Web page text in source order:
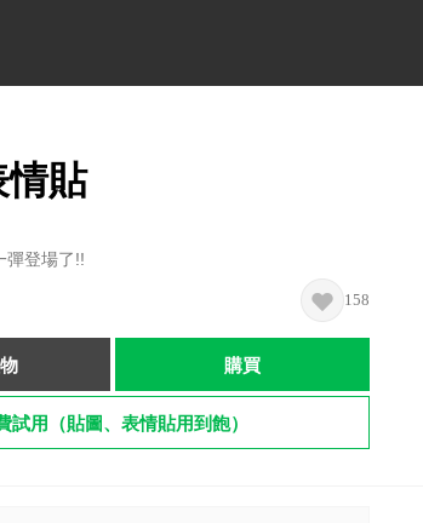
情貼
彈登場了!!
158
購買
試用（貼圖、表情貼用到飽）